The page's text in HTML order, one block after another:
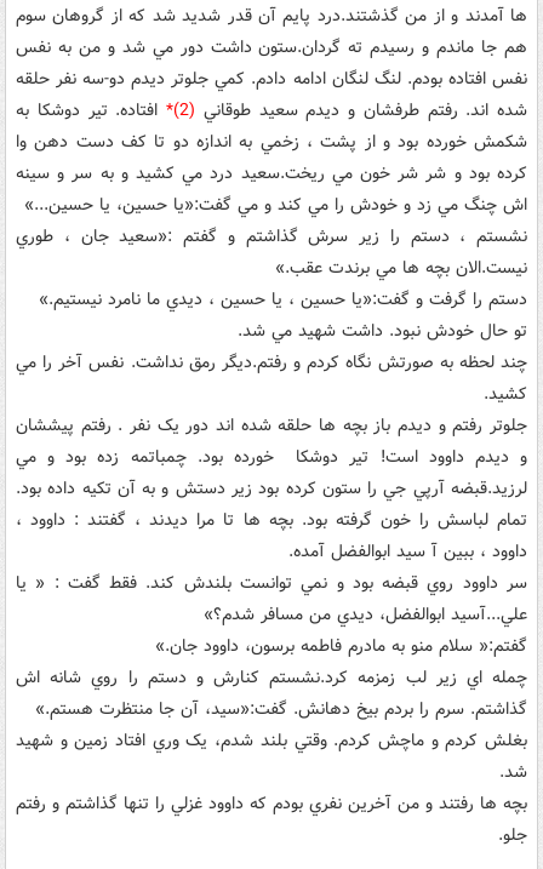
ها آمدند و از من گذشتند.درد پايم آن قدر شديد شد که از گروهان سوم
هم جا ماندم و رسيدم ته گردان.ستون داشت دور مي شد و من به نفس
نفس افتاده بودم. لنگ لنگان ادامه دادم. کمي جلوتر ديدم دو-سه نفر حلقه
شده اند. رفتم طرفشان و ديدم سعيد طوقاني (2)*
افتاده. تير دوشکا به
شکمش خورده بود و از پشت ، زخمي به اندازه دو تا کف دست دهن وا
کرده بود و شر شر خون مي ريخت.سعيد درد مي کشيد و به سر و سينه
اش چنگ مي زد و خودش را مي کند و مي گفت:«يا حسين، يا حسين...»
نشستم ، دستم را زير سرش گذاشتم و گفتم :«سعيد جان ، طوري
نيست.الان بچه ها مي برندت عقب.»
دستم را گرفت و گفت:«يا حسين ، يا حسين ، ديدي ما نامرد نيستيم.»
تو حال خودش نبود. داشت شهيد مي شد.
چند لحظه به صورتش نگاه کردم و رفتم.ديگر رمق نداشت. نفس آخر را مي
کشيد.
جلوتر رفتم و ديدم باز بچه ها حلقه شده اند دور يک نفر . رفتم پيششان
و ديدم داوود است! تير دوشکا خورده بود. چمباتمه زده بود و مي
لرزيد.قبضه آرپي جي را ستون کرده بود زير دستش و به آن تکيه داده بود.
تمام لباسش را خون گرفته بود. بچه ها تا مرا ديدند ، گفتند : داوود ،
داوود ، ببين آ سيد ابوالفضل آمده.
سر داوود روي قبضه بود و نمي توانست بلندش کند. فقط گفت : « يا
علي...آسيد ابوالفضل، ديدي من مسافر شدم؟»
گفتم:« سلام منو به مادرم فاطمه برسون، داوود جان.»
چمله اي زير لب زمزمه کرد.نشستم کنارش و دستم را روي شانه اش
گذاشتم. سرم را بردم بيخ دهانش. گفت:«سيد، آن جا منتظرت هستم.»
بغلش کردم و ماچش کردم. وقتي بلند شدم، يک وري افتاد زمين و شهيد
شد.
بچه ها رفتند و من آخرين نفري بودم که داوود غزلي را تنها گذاشتم و رفتم
جلو.